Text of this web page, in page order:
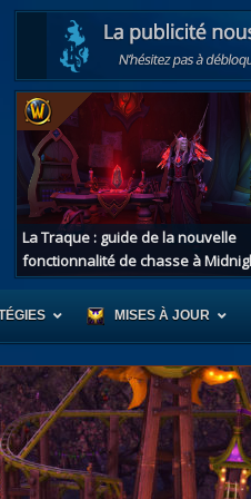
La Traque : guide de la nouvelle
fonctionnalité de chasse à
d'Azeroth
alliées
des îles
Les
MISES À JOUR